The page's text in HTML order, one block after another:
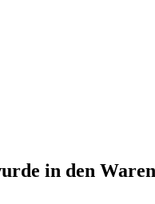
in den